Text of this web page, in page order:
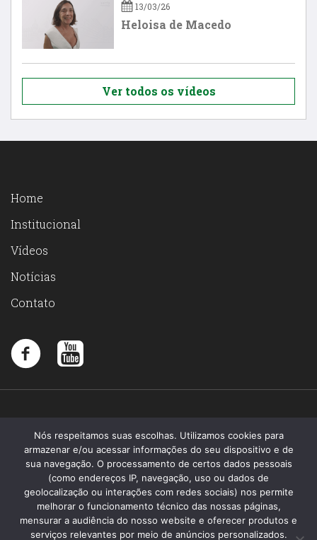
13/03/26
Heloisa de Macedo
Ver todos os vídeos
Home
Institucional
Vídeos
Notícias
Contato
Nós respeitamos suas escolhas. Utilizamos cookies para
armazenar e/ou acessar informações do seu dispositivo e de
sua navegação. O processamento de certos dados pessoais
(como endereços IP, navegação, uso ou dados de
geolocalização ou interações com redes sociais) nos permite
melhorar o funcionamento técnico das nossas páginas,
mensurar a audiência do nosso website e oferecer produtos e
serviços relevantes por meio de anúncios personalizados.